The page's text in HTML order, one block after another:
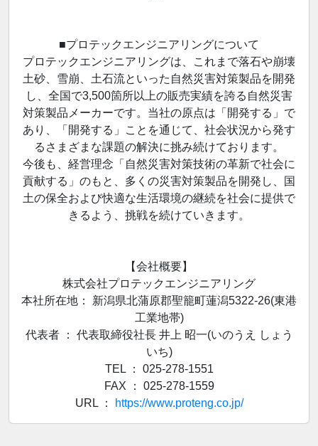
■プロテックエンジニアリングについて
プロテックエンジニアリングは、これまで落石や崩壊
土砂、雪崩、土石流といった自然災害対策製品を開発
し、全国で3,500箇所以上の販売実績を誇る自然災害
対策製品メーカーです。当社の原点は「開発する」で
あり、「開発する」ことを通じて、社会状況から発す
るさまざまな課題の解決に挑み続けております。
今後も、経営理念「自然災害対策技術の革新で社会に
貢献する」のもと、多くの災害対策製品を開発し、国
土の保全および快適な生活環境の継続を社会に提供で
きるよう、挑戦を続けていきます。
【会社概要】
株式会社プロテックエンジニアリング
本社所在地： 新潟県北蒲原郡聖籠町蓮潟5322-26(東港
工業地帯)
代表者 ： 代表取締役社長 井上 昭一(いのうえ しょう
いち)
TEL ： 025-278-1551
FAX ： 025-278-1559
URL ：
https://www.proteng.co.jp/